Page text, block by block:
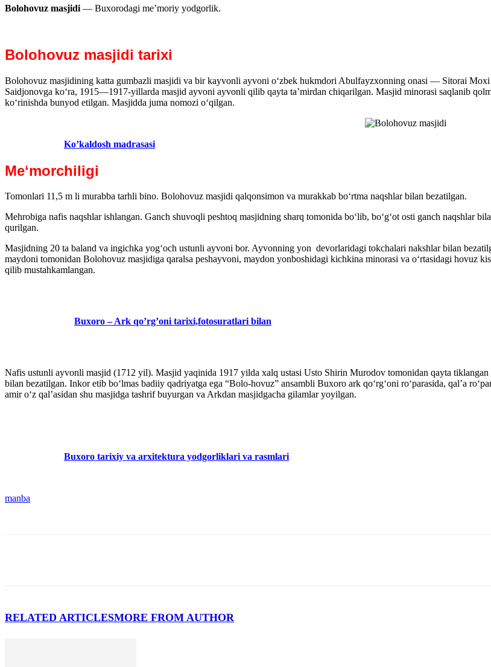
Bolohovuz masjidi — Buxorodagi meʼmoriy yodgorlik.
Bolohovuz masjidi tarixi
Bolohovuz masjidining katta gumbazli masjidi va bir kayvonli ayvoni oʻzbek hukmdori Abulfayzxonning onasi — Sitorai
Saidjonovga koʻra, 1915—1917-yillarda masjid ayvoni ayvonli qilib qayta taʼmirdan chiqarilgan. Masjid minorasi saqlanib
koʻrinishda bunyod etilgan. Masjidda juma nomozi oʻqilgan.
Ko’kaldosh madrasasi
Meʻmorchiligi
Tomonlari 11,5 m li murabba tarhli bino. Bolohovuz masjidi qalqonsimon va murakkab boʻrtma naqshlar bilan bezatilgan.
Mehrobiga nafis naqshlar ishlangan. Ganch shuvoqli peshtoq masjidning sharq tomonida boʻlib, boʻgʻot osti ganch naqshlar
qurilgan.
Masjidning 20 ta baland va ingichka yogʻoch ustunli ayvoni bor. Ayvonning yon devorlaridagi tokchalari nakshlar bilan
maydoni tomonidan Bolohovuz masjidiga qaralsa peshayvoni, maydon yonboshidagi kichkina minorasi va oʻrtasidagi hovuz
qilib mustahkamlangan.
Buxoro – Ark qo’rg’oni tarixi,fotosuratlari bilan
Nafis ustunli ayvonli masjid (1712 yil). Masjid yaqinida 1917 yilda xalq ustasi Usto Shirin Murodov tomonidan qayta
bilan bezatilgan. Inkor etib bo‘lmas badiiy qadriyatga ega “Bolo-hovuz” ansambli Buxoro ark qo‘rg‘oni ro‘parasida, qal’a
amir oʻz qalʼasidan shu masjidga tashrif buyurgan va Arkdan masjidgacha gilamlar yoyilgan.
Buxoro tarixiy va arxitektura yodgorliklari va rasmlari
manba
RELATED ARTICLESMORE FROM AUTHOR